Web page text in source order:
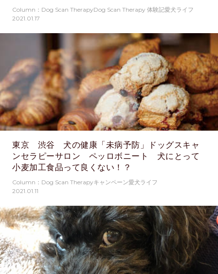
Column：Dog Scan TherapyDog Scan Therapy 体験記愛犬ライフ
2021.01.17
東京 渋谷 犬の健康「未病予防」ドッグスキャ
ンセラピーサロン ペッロボニート 犬にとって
小麦加工食品って良くない！？
Column：Dog Scan Therapyキャンペーン愛犬ライフ
2021.01.11